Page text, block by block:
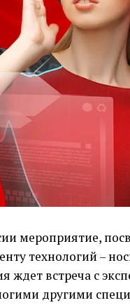
мероприятие,
технологий –
ждет встреча с
другими